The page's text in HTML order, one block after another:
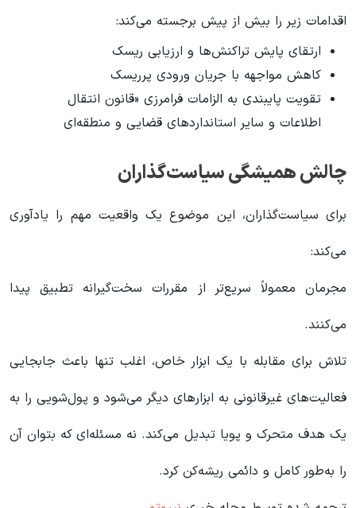
اقدامات زیر را بیش از پیش برجسته می‌کند:
ارتقای پایش تراکنش‌ها و ارزیابی ریسک
کاهش مواجهه با جریان ورودی پرریسک
تقویت پایبندی به الزامات فرامرزی «قانون انتقال
اطلاعات و سایر استانداردهای قضایی و منطقه‌ای
چالش همیشگی سیاست‌گذاران
برای سیاست‌گذاران، این موضوع یک واقعیت مهم را یادآوری
می‌کند:
مجرمان معمولاً سریع‌تر از مقررات سخت‌گیرانه تطبیق پیدا
می‌کنند.
تلاش برای مقابله با یک ابزار خاص، اغلب تنها باعث جابجایی
فعالیت‌های غیرقانونی به ابزارهای دیگر می‌شود و پول‌شویی را به
یک هدف متحرک و پویا تبدیل می‌کند. نه مسئله‌ای که بتوان آن
را به‌طور کامل و دائمی ریشه‌کن کرد.